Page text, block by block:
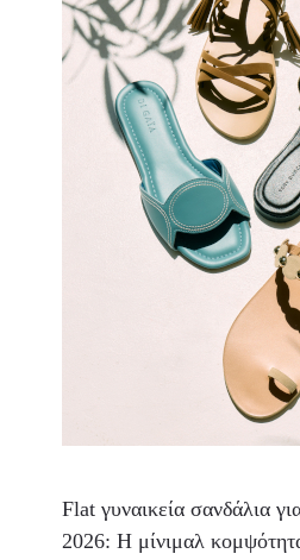
Flat γυναικεία σανδάλια
2026: Η μίνιμαλ